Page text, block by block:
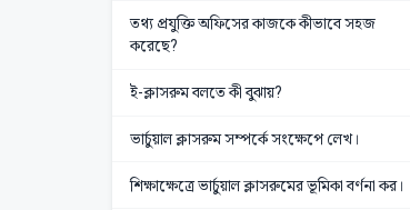
তথ্য প্রযুক্তি অফিসের কাজকে কীভাবে সহজ
করেছে?
ই-ক্লাসরুম বলতে কী বুঝায়?
ভার্চুয়াল ক্লাসরুম সম্পর্কে সংক্ষেপে লেখ।
শিক্ষাক্ষেত্রে ভার্চুয়াল ক্লাসরুমের ভূমিকা বর্ণনা কর।